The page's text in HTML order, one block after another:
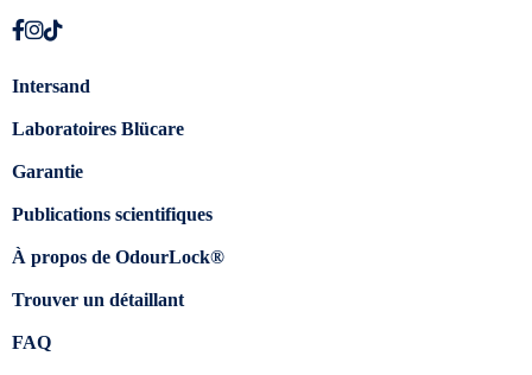
Intersand
Laboratoires Blücare
Garantie
Publications scientifiques
À propos de OdourLock®
Trouver un détaillant
FAQ